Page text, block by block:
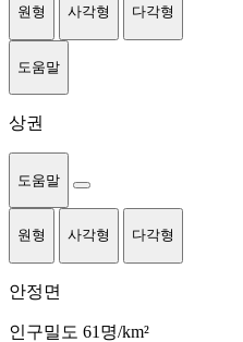
원형 사각형 다각형
도움말
상권
도움말
원형 사각형 다각형
안정면
인구밀도 61명/km²